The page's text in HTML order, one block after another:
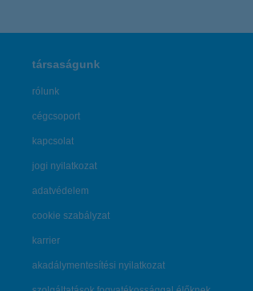
társaságunk
rólunk
cégcsoport
kapcsolat
jogi nyilatkozat
adatvédelem
cookie szabályzat
karrier
akadálymentesítési nyilatkozat